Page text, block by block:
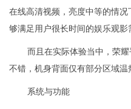
在线高清视频，亮度中等的情
够满足用户很长时间的娱乐观影
而且在实际体验当中，荣
不错，机身背面仅有部分区域温
系统与功能